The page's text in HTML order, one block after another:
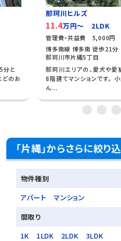
分と
どのお
那珂川ヒルズ
11.4万円～ 2LDK
管理費・共益費 5,000円
博多南線 博多南 徒歩21分
那珂川市片縄5丁目
那珂川エリアの、愛犬や愛
8階建てマンションです。
ん...
「片縄」からさらに絞り
物件種別
アパート
マンション
間取り
1K
1LDK 2LDK
3LDK